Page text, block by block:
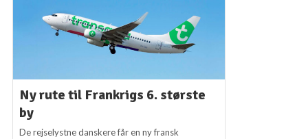
Ny rute til Frankrigs 6. største
by
De rejselystne danskere får en ny fransk